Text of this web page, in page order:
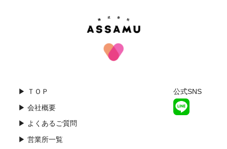
▶ ＴＯＰ
▶ 会社概要
▶ よくあるご質問
▶ 営業所一覧
公式SNS